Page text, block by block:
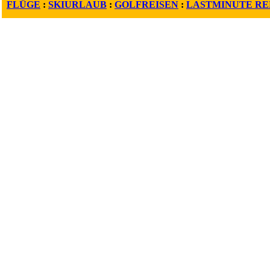
FLÜGE : SKIURLAUB : GOLFREISEN : LASTMINUTE